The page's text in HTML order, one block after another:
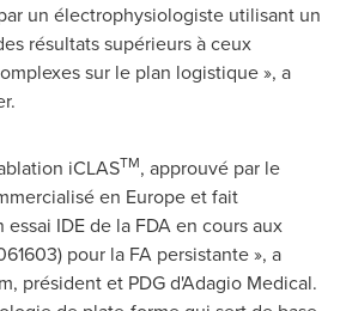
un électrophysiologiste utilisant un
résultats supérieurs à ceux
sur le plan logistique », a
iCLASTM, approuvé par le
en Europeet fait
IDE de la FDA en cours aux
pour la FA persistante », a
, président et PDG d'Adagio Medical.